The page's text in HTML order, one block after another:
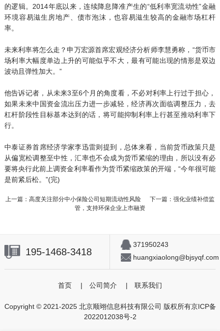
的逻辑。2014年底以来，连续降息降准产生的“低利率宽流动性”金融
环境容易滋生房地产、债市泡沫，也容易滋生较高的金融市场杠杆
率。
未来利率将怎么走？申万宏源首席宏观经济分析师李慧勇称，“货币市
场利率大幅度单边上升的可能似乎不大，最有可能出现的情形是双边
波动且弹性加大。”
他告诉记者，从未来3至6个月的角度看，不必对利率上行过于担心，
如果未来中国资金流出压力进一步减轻，经济再次面临调整压力，去
杠杆阶段性目标基本达到的话，将可能抑制利率上行甚至推动利率下
行。
中泰证券首席经济学家李迅雷则提到，总体来看，当前货币政策只是
从偏宽松调整至中性，汇率也不会成为货币紧缩的理由，所以没有必
要将央行此前上调资金利率看作为货币紧缩政策的开端，“今年很可能
是前紧后松。”(完)
上一篇：高度关注部分中小保险公司短期流动性风险
下一篇：强化业绩补偿监
管，支持环保企业上市融资
195-1468-3418
371950243
huangxiaolong@bjsyqf.com
首页 | 公司简介 | 联系我们
Copyright © 2021-2025 北京顺翊信息科技有限公司 版权所有京ICP备
2022012038号-2